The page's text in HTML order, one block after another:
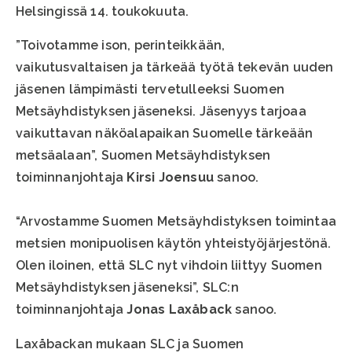
Helsingissä 14. toukokuuta.
”Toivotamme ison, perinteikkään,
vaikutusvaltaisen ja tärkeää työtä tekevän uuden
jäsenen lämpimästi tervetulleeksi Suomen
Metsäyhdistyksen jäseneksi. Jäsenyys tarjoaa
vaikuttavan näköalapaikan Suomelle tärkeään
metsäalaan”, Suomen Metsäyhdistyksen
toiminnanjohtaja Kirsi Joensuu sanoo.
“Arvostamme Suomen Metsäyhdistyksen toimintaa
metsien monipuolisen käytön yhteistyöjärjestönä.
Olen iloinen, että SLC nyt vihdoin liittyy Suomen
Metsäyhdistyksen jäseneksi”, SLC:n
toiminnanjohtajaJonas Laxåback sanoo.
Laxåbackan mukaan SLC ja Suomen